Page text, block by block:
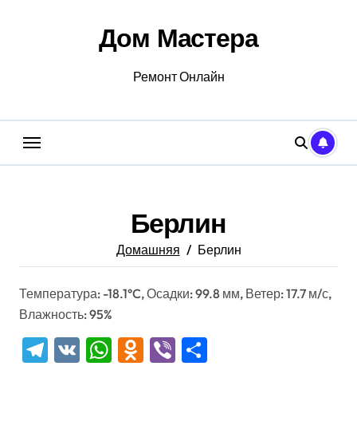
Дом Мастера
Ремонт Онлайн
Берлин
Домашняя Берлин
Температура: -18.1°C, Осадки: 99.8 мм, Ветер: 17.7 м/с,
Влажность: 95%
Telegram
VK WhatsApp
Odnoklassniki
Viber